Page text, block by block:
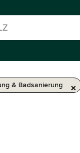
& Badsanierung